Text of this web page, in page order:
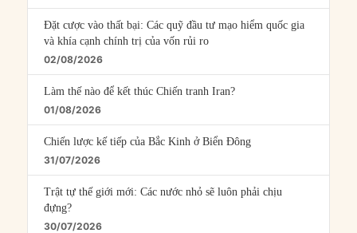
Đặt cược vào thất bại: Các quỹ đầu tư mạo hiểm quốc gia
và khía cạnh chính trị của vốn rủi ro
02/08/2026
Làm thế nào để kết thúc Chiến tranh Iran?
01/08/2026
Chiến lược kế tiếp của Bắc Kinh ở Biển Đông
31/07/2026
Trật tự thế giới mới: Các nước nhỏ sẽ luôn phải chịu
đựng?
30/07/2026